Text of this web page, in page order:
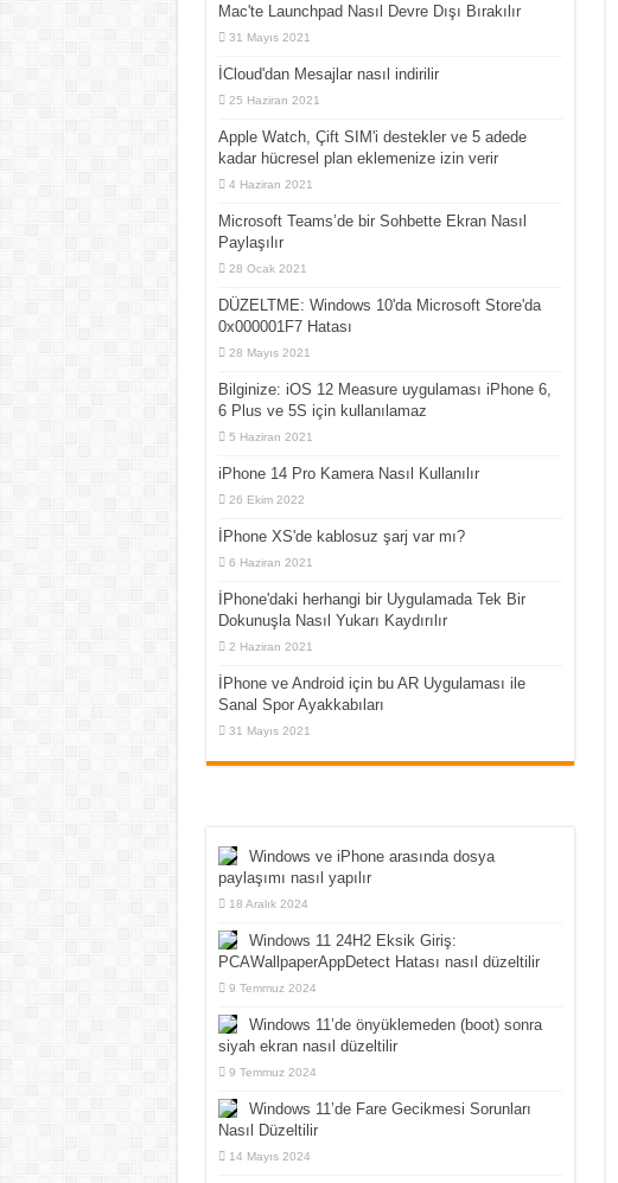
Mac'te Launchpad Nasıl Devre Dışı Bırakılır
31 Mayıs 2021
İCloud'dan Mesajlar nasıl indirilir
25 Haziran 2021
Apple Watch, Çift SIM'i destekler ve 5 adede
kadar hücresel plan eklemenize izin verir
4 Haziran 2021
Microsoft Teams’de bir Sohbette Ekran Nasıl
Paylaşılır
28 Ocak 2021
DÜZELTME: Windows 10'da Microsoft Store'da
0x000001F7 Hatası
28 Mayıs 2021
Bilginize: iOS 12 Measure uygulaması iPhone 6,
6 Plus ve 5S için kullanılamaz
5 Haziran 2021
iPhone 14 Pro Kamera Nasıl Kullanılır
26 Ekim 2022
İPhone XS'de kablosuz şarj var mı?
6 Haziran 2021
İPhone'daki herhangi bir Uygulamada Tek Bir
Dokunuşla Nasıl Yukarı Kaydırılır
2 Haziran 2021
İPhone ve Android için bu AR Uygulaması ile
Sanal Spor Ayakkabıları
31 Mayıs 2021
Windows ve iPhone arasında dosya
paylaşımı nasıl yapılır
18 Aralık 2024
Windows 11 24H2 Eksik Giriş:
PCAWallpaperAppDetect Hatası nasıl düzeltilir
9 Temmuz 2024
Windows 11’de önyüklemeden (boot) sonra
siyah ekran nasıl düzeltilir
9 Temmuz 2024
Windows 11’de Fare Gecikmesi Sorunları
Nasıl Düzeltilir
14 Mayıs 2024